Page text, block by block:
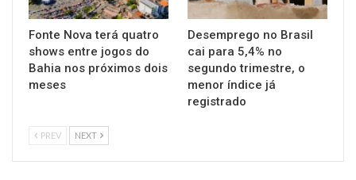
Fonte Nova terá quatro
shows entre jogos do
Bahia nos próximos dois
meses
Desemprego no Brasil
cai para 5,4% no
segundo trimestre, o
menor índice já
registrado
PREV NEXT